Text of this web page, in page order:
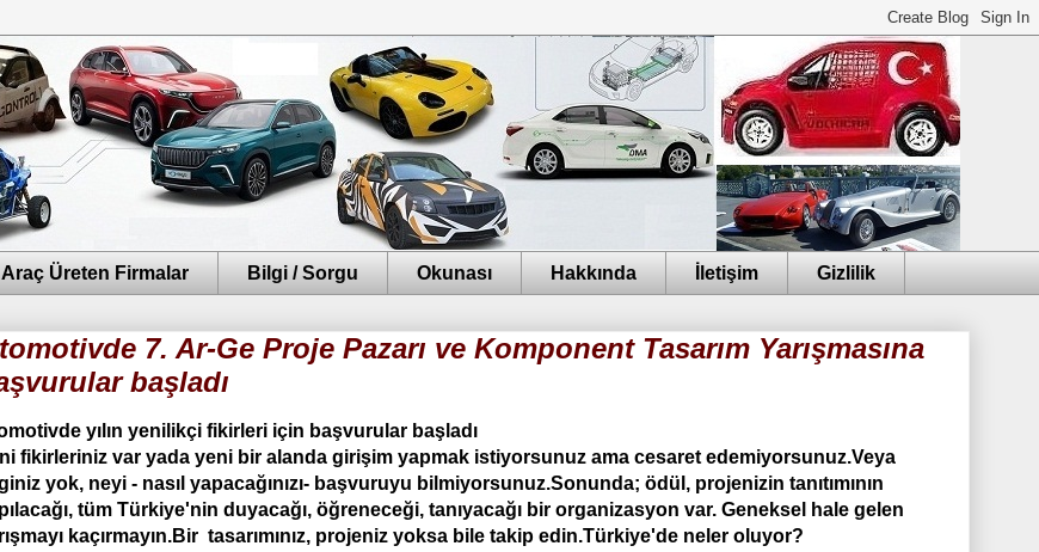
Üreten Firmalar Bilgi / Sorgu Okunası Hakkında İletişim Gizlilik
7. Ar-Ge Proje Pazarı ve Komponent Tasarım Yarışmasına
başladı
yılın yenilikçi fikirleri için başvurular başladı
fikirleriniz var yada yeni bir alanda girişim yapmak istiyorsunuz ama cesaret edemiyorsunuz.Veya
yok, neyi - nasıl yapacağınızı- başvuruyu bilmiyorsunuz.Sonunda; ödül, projenizin tanıtımının
tüm Türkiye'nin duyacağı, öğreneceği, tanıyacağı bir organizasyon var. Geneksel hale gelen
kaçırmayın.Bir tasarımınız, projeniz yoksa bile takip edin.Türkiye'de neler oluyor?